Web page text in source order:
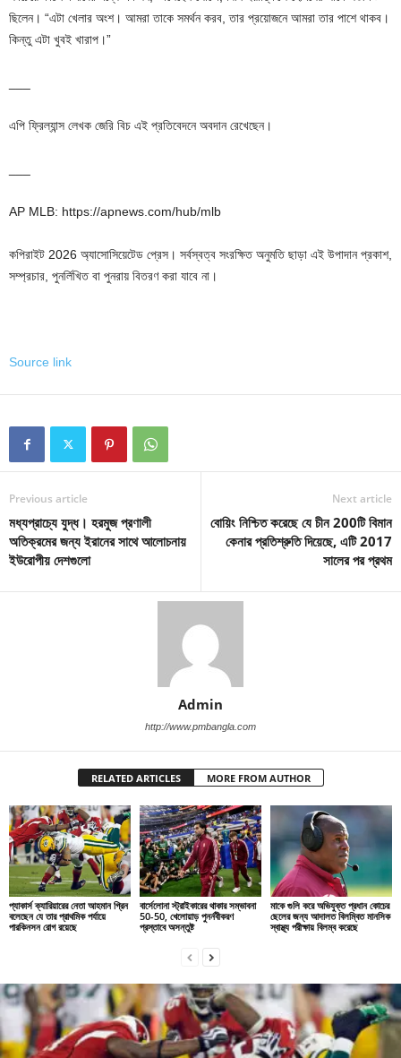
ছিলেন। “এটা খেলার অংশ। আমরা তাকে সমর্থন করব, তার প্রয়োজনে আমরা তার পাশে থাকব।
কিন্তু এটা খুবই খারাপ।”
এপি ফ্রিল্যান্স লেখক জেরি বিচ এই প্রতিবেদনে অবদান রেখেছেন।
AP MLB: https://apnews.com/hub/mlb
কপিরাইট 2026 অ্যাসোসিয়েটেড প্রেস। সর্বস্বত্ব সংরক্ষিত অনুমতি ছাড়া এই উপাদান প্রকাশ,
সম্প্রচার, পুনর্লিখিত বা পুনরায় বিতরণ করা যাবে না।
Source link
Previous article
মধ্যপ্রাচ্যে যুদ্ধ। হরমুজ প্রণালী
অতিক্রমের জন্য ইরানের সাথে আলোচনায়
ইউরোপীয় দেশগুলো
Next article
বোয়িং নিশ্চিত করেছে যে চীন 200টি বিমান
কেনার প্রতিশ্রুতি দিয়েছে, এটি 2017
সালের পর প্রথম
Admin
http://www.pmbangla.com
RELATED ARTICLES MORE FROM AUTHOR
প্যাকার্স ক্যারিয়ারের নেতা আহমান গ্রিন
বলেছেন যে তার প্রাথমিক পর্যায়ে
পারকিনসন রোগ রয়েছে
বার্সেলোনা স্ট্রাইকারের থাকার সম্ভাবনা
50-50, খেলোয়াড় পুনর্নবীকরণ
প্রস্তাবে অসন্তুষ্ট
মাকে গুলি করে অভিযুক্ত প্রধান কোচের
ছেলের জন্য আদালত বিলম্বিত মানসিক
স্বাস্থ্য পরীক্ষায় বিলম্ব করেছে